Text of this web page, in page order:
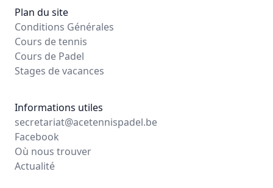
Plan du site
Conditions Générales
Cours de tennis
Cours de Padel
Stages de vacances
Informations utiles
secretariat@acetennispadel.be
Facebook
Où nous trouver
Actualité